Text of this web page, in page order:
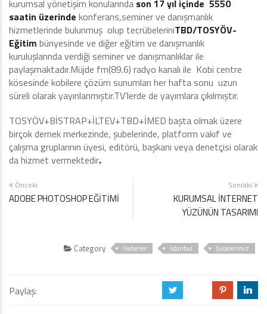
kurumsal yönetişim konularında son 17 yıl içinde 5550
saatin üzerinde konferans,seminer ve danışmanlık
hizmetlerinde bulunmuş olup tecrübeleriniTBD/TOSYÖV-
Eğitim bünyesinde ve diğer eğitim ve danışmanlık
kuruluşlarında verdiği seminer ve danışmanlıklar ile
paylaşmaktadır.Müjde fm(89.6) radyo kanalı ile Kobi centre
kösesinde kobilere çözüm sunumları her hafta sonu uzun
süreli olarak yayınlanmıştır.TV’lerde de yayımlara çıkılmıştır.
TOSYÖV+BİSTRAP+İLTEV+TBD+İMED başta olmak üzere
birçok dernek merkezinde, şubelerinde, platform vakıf ve
çalışma gruplarının üyesi, editörü, başkanı veya denetçisi olarak
da hizmet vermektedir.
Önceki
ADOBE PHOTOSHOP EĞİTİMİ
Sonraki
KURUMSAL İNTERNET
YÜZÜNÜN TASARIMI
Category Haberler İstanbul Şubelerimiz
Paylaş: a d j